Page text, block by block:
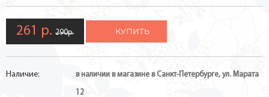
261 р. 290р. КУПИТЬ
Наличие: в наличии в магазине в Санкт-Петербурге, ул. Марата
12